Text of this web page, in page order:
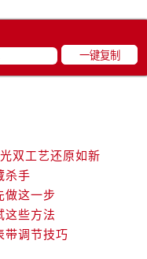
一键复制
双工艺还原如新
杀手
做这一步
这些方法
带调节技巧